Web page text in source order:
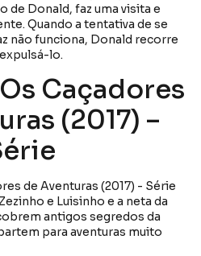
de Donald, faz uma visita e
Quando a tentativa de se
não funciona, Donald recorre
lo.
Caçadores
(2017) –
e Luisinho e a neta da
antigos segredos da
para aventuras muito